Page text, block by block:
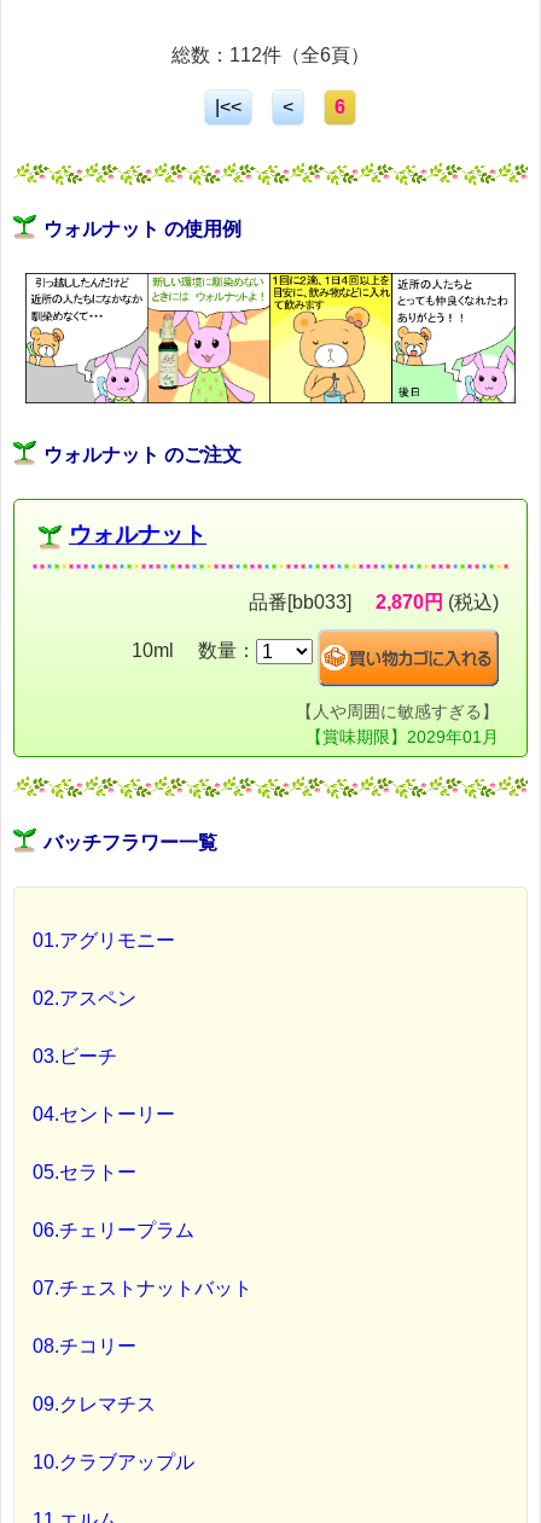
総数：112件（全6頁）
|<< < 6
ウォルナット の使用例
ウォルナット のご注文
ウォルナット
品番[bb033] 2,870円 (税込)
10ml 数量：
【人や周囲に敏感すぎる】
【賞味期限】2029年01月
バッチフラワー一覧
01.アグリモニー
02.アスペン
03.ビーチ
04.セントーリー
05.セラトー
06.チェリープラム
07.チェストナットバット
08.チコリー
09.クレマチス
10.クラブアップル